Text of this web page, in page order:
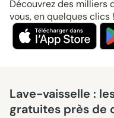
Découvrez des milliers
vous, en quelques clics !
Lave-vaisselle : les dernières annonces
gratuites près de